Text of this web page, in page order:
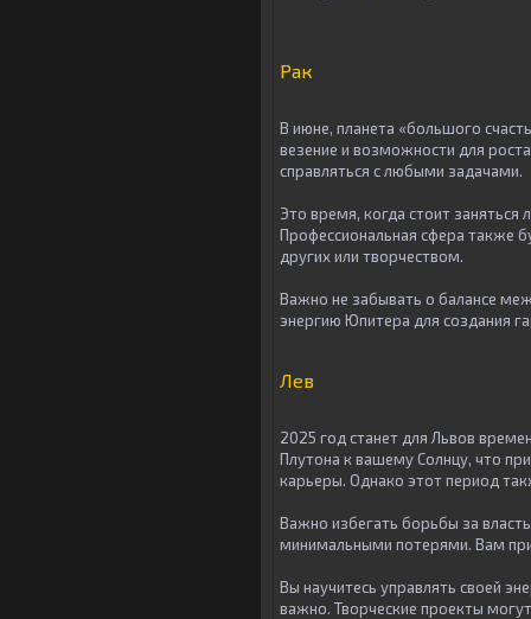
Рак
В июне, планета «большого
везение и возможности для
справляться с любыми задачами.
Это время, когда стоит заняться
Профессиональная сфера также
других или творчеством.
Важно не забывать о балансе
энергию Юпитера для создания
Лев
2025 год станет для Львов
Плутона к вашему Солнцу, что
карьеры. Однако этот период
Важно избегать борьбы за
минимальными потерями. Вам
Вы научитесь управлять своей
важно. Творческие проекты